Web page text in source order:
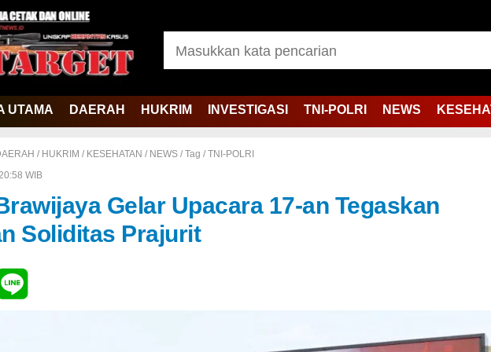
UTAMA DAERAH HUKRIM INVESTIGASI TNI-POLRI NEWS
/ HUKRIM / KESEHATAN / NEWS/ Tag / TNI-POLRI
WIB
Gelar Upacara 17-an Tegaskan
Soliditas Prajurit